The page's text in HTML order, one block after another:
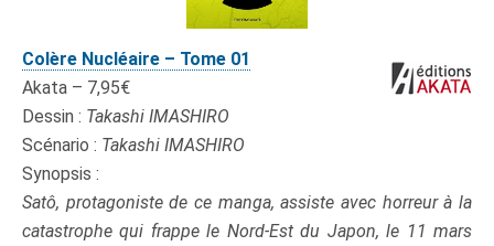
Colère Nucléaire – Tome 01
Akata – 7,95€
Dessin : Takashi IMASHIRO
Scénario : Takashi IMASHIRO
Synopsis :
Satô, protagoniste de ce manga, assiste avec horreur à la
catastrophe qui frappe le Nord-Est du Japon, le 11 mars